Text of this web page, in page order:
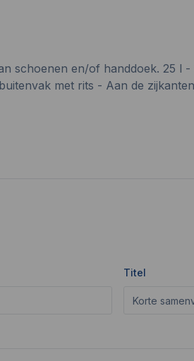
schoenen en/of handdoek. 25
met rits - Aan de
Titel